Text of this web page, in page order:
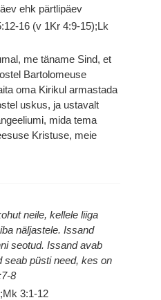
ehk pärtlipäev
16 (v 1Kr 4:9-15);Lk
me täname Sind, et
Bartolomeuse
oma Kirikul armastada
uskus, ja ustavalt
mida tema
Kristuse, meie
neile, kellele liiga
näljastele. Issand
seotud. Issand avab
seab püsti need, kes on
8
3:1-12